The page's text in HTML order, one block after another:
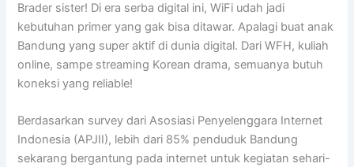
Brader sister! Di era serba digital ini, WiFi udah jadi
kebutuhan primer yang gak bisa ditawar. Apalagi buat anak
Bandung yang super aktif di dunia digital. Dari WFH, kuliah
online, sampe streaming Korean drama, semuanya butuh
koneksi yang reliable!
Berdasarkan survey dari Asosiasi Penyelenggara Internet
Indonesia (APJII), lebih dari 85% penduduk Bandung
sekarang bergantung pada internet untuk kegiatan sehari-